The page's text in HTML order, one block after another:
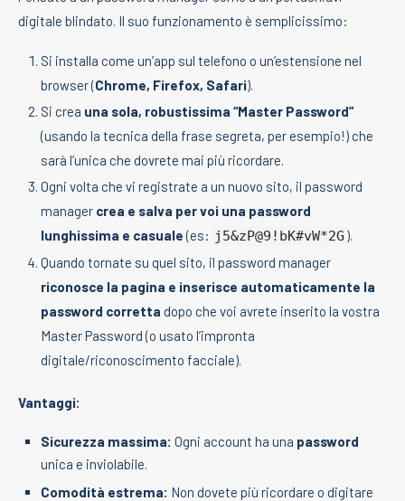
digitale blindato. Il suo funzionamento è semplicissimo:
Si installa come un’app sul telefono o un’estensione nel
browser (Chrome, Firefox, Safari).
Si crea una sola, robustissima “Master Password”
(usando la tecnica della frase segreta, per esempio!) che
sarà l’unica che dovrete mai più ricordare.
Ogni volta che vi registrate a un nuovo sito, il password
manager crea e salva per voi una password
lunghissima e casuale(es: j5&zP@9!bK#vW*2G ).
Quando tornate su quel sito, il password manager
riconosce la pagina e inserisce automaticamente la
password corretta dopo che voi avrete inserito la vostra
Master Password (o usato l’impronta
digitale/riconoscimento facciale).
Vantaggi:
Sicurezza massima: Ogni account ha una password
unica e inviolabile.
Comodità estrema: Non dovete più ricordare o digitare